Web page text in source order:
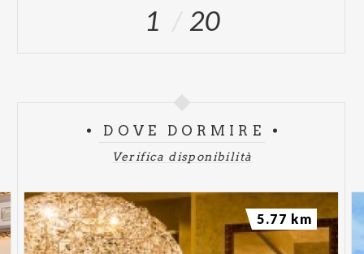
1 20
DOVE DORMIRE
Verifica disponibilità
5.77 km